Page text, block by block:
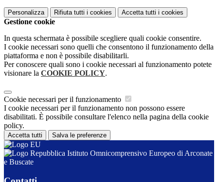
Personalizza Rifiuta tutti i cookies Accetta tutti i cookies
Gestione cookie
In questa schermata è possibile scegliere quali cookie consentire.
I cookie necessari sono quelli che consentono il funzionamento della
piattaforma e non è possibile disabilitarli.
Per conoscere quali sono i cookie necessari al funzionamento potete
visionare la COOKIE POLICY.
Cookie necessari per il funzionamento
I cookie necessari per il funzionamento non possono essere
disabilitati. È possibile consultare l'elenco nella pagina della cookie
policy.
Accetta tutti Salva le preferenze
Istituto Omnicomprensivo Europeo di Arconate
e Buscate